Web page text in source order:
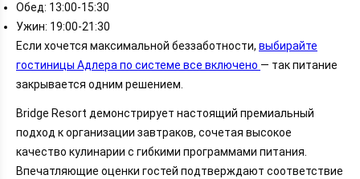
Обед: 13:00-15:30
Ужин: 19:00-21:30
Если хочется максимальной беззаботности, выбирайте
гостиницы Адлера по системе все включено — так питание
закрывается одним решением.
Bridge Resort демонстрирует настоящий премиальный
подход к организации завтраков, сочетая высокое
качество кулинарии с гибкими программами питания.
Впечатляющие оценки гостей подтверждают соответствие